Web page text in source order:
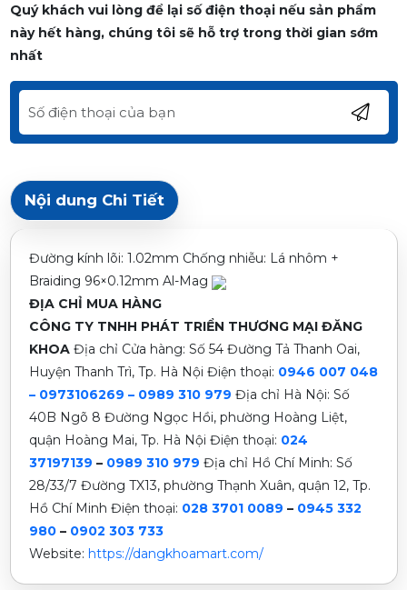
Quý khách vui lòng để lại số điện thoại nếu sản phẩm
này hết hàng, chúng tôi sẽ hỗ trợ trong thời gian sớm
nhất
Nội dung Chi Tiết
Đường kính lõi: 1.02mm Chống nhiễu: Lá nhôm +
Braiding 96×0.12mm Al-Mag
ĐỊA CHỈ MUA HÀNG
CÔNG TY TNHH PHÁT TRIỂN THƯƠNG MẠI ĐĂNG
KHOA Địa chỉ Cửa hàng: Số 54 Đường Tả Thanh Oai,
Huyện Thanh Trì, Tp. Hà Nội Điện thoại: 0946 007 048
– 0973106269 – 0989 310 979 Địa chỉ Hà Nội: Số
40B Ngõ 8 Đường Ngọc Hồi, phường Hoàng Liệt,
quận Hoàng Mai, Tp. Hà Nội Điện thoại: 024
37197139 – 0989 310 979 Địa chỉ Hồ Chí Minh: Số
28/33/7 Đường TX13, phường Thạnh Xuân, quận 12, Tp.
Hồ Chí Minh Điện thoại: 028 3701 0089 – 0945 332
980– 0902 303 733
Website: https://dangkhoamart.com/